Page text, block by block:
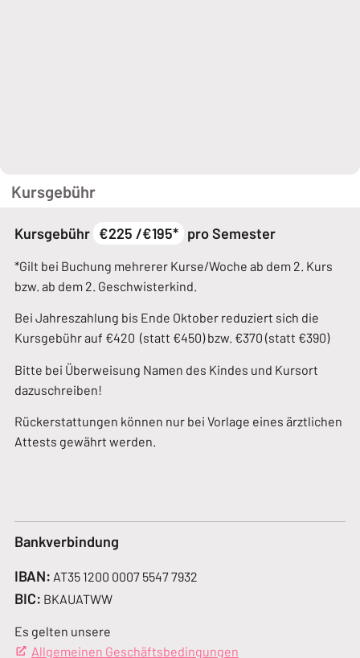
Kursgebühr
Kursgebühr €225 /€195* pro Semester
*Gilt bei Buchung mehrerer Kurse/Woche ab dem 2. Kurs
bzw. ab dem 2. Geschwisterkind.
Bei Jahreszahlung bis Ende Oktober reduziert sich die
Kursgebühr auf €420 (statt €450) bzw. €370 (statt €390)
Bitte bei Überweisung Namen des Kindes und Kursort
dazuschreiben!
Rückerstattungen können nur bei Vorlage eines ärztlichen
Attests gewährt werden.
Bankverbindung
IBAN: AT35 1200 0007 5547 7932
BIC: BKAUATWW
Es gelten unsere
Allgemeinen Geschäftsbedingungen